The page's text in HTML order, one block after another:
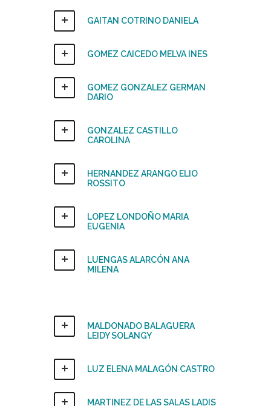
GAITAN COTRINO DANIELA
GOMEZ CAICEDO MELVA INES
GOMEZ GONZALEZ GERMAN
DARIO
GONZALEZ CASTILLO
CAROLINA
HERNANDEZ ARANGO ELIO
ROSSITO
LOPEZ LONDOÑO MARIA
EUGENIA
LUENGAS ALARCÓN ANA
MILENA
MALDONADO BALAGUERA
LEIDY SOLANGY
LUZ ELENA MALAGÓN CASTRO
MARTINEZ DE LAS SALAS LADIS